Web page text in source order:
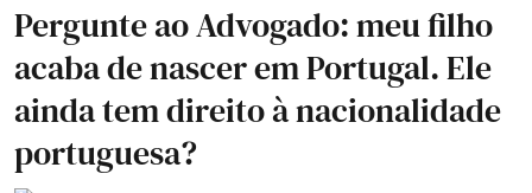
Pergunte ao Advogado: meu filho
acaba de nascer em Portugal. Ele
ainda tem direito à nacionalidade
portuguesa?